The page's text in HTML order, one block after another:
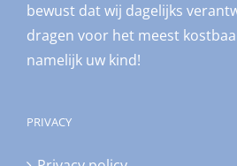
bewust dat wij dagelijks
dragen voor het meest
namelijk uw kind!
PRIVACY